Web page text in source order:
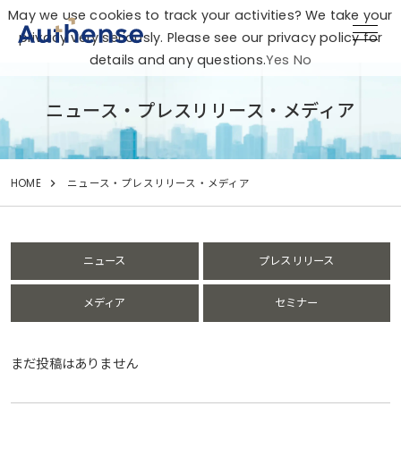
ニュース・プレスリリース・メディア
HOME ニュース・プレスリリース・メディア
ニュース プレスリリース
メディア セミナー
まだ投稿はありません
May we use cookies to track your activities? We take your
privacy very seriously. Please see our privacy policy for
details and any questions.Yes No